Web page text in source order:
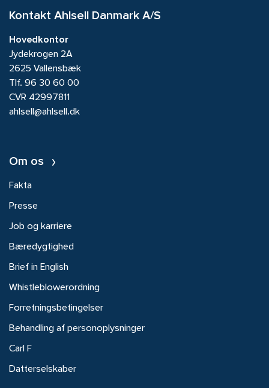
Kontakt Ahlsell Danmark A/S
Hovedkontor
Jydekrogen 2A
2625 Vallensbæk
Tlf. 96 30 60 00
CVR 42997811
ahlsell@ahlsell.dk
Om os
Fakta
Presse
Job og karriere
Bæredygtighed
Brief in English
Whistleblowerordning
Forretningsbetingelser
Behandling af personoplysninger
Carl F
Datterselskaber